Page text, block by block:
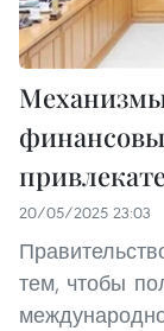
20/05/2025 23:03
тем, чтобы